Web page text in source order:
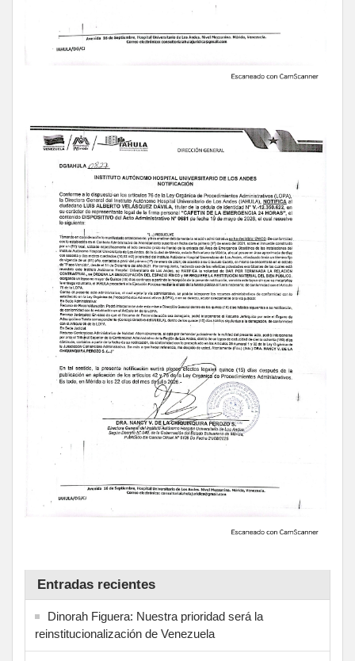
Entradas recientes
Dinorah Figuera: Nuestra prioridad será la
reinstitucionalización de Venezuela